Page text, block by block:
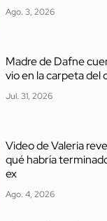
Ago. 3, 2026
Madre de Dafne
vio en la carpeta del
Jul. 31, 2026
Video de Valeria
qué habría
ex
Ago. 4, 2026